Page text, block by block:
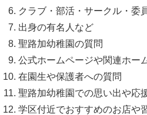
クラブ・部活・サークル・委
出身の有名人など
聖路加幼稚園の質問
公式ホームページや関連ホー
在園生や保護者への質問
聖路加幼稚園での思い出や応
学区付近でおすすめのお店や